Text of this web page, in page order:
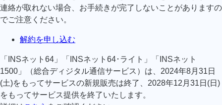
連絡が取れない場合、お手続きが完了しないことがありますの
でご注意ください。
解約を申し込む
「INSネット64」「INSネット64･ライト」「INSネット
1500」（総合ディジタル通信サービス）は、2024年8月31日
(土)をもってサービスの新規販売は終了、2028年12月31日(日)
をもってサービス提供を終了いたします。